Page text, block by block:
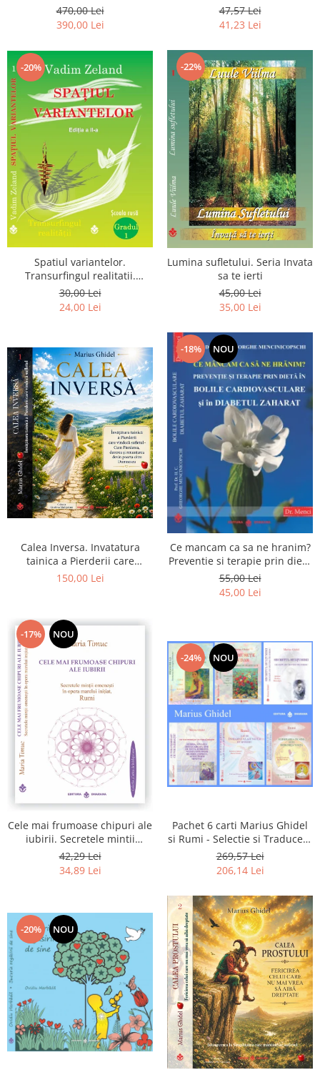
Luceafarului de Dimineata -
Gratuit)
470,00 Lei
390,00 Lei
chiar dragostea ta. Editia a 2-
a
47,57 Lei
41,23 Lei
-20%
Spatiul variantelor.
Transurfingul realitatii.
Gradul 1. Cum sa ne
dezvoltam intuitia si sa ne
30,00 Lei
24,00 Lei
-22%
Lumina sufletului. Seria Invata
sa te ierti
45,00 Lei
35,00 Lei
Calea Inversa. Invatatura
tainica a Pierderii care
vindeca sufletul - Cum
150,00 Lei
-18% NOU
Ce mancam ca sa ne hranim?
Preventie si terapie prin dieta
in bolile cardiovasculare si in
diabetul zaharat
55,00 Lei
45,00 Lei
-17% NOU
Cele mai frumoase chipuri ale
iubirii. Secretele mintii
omenesti in opera marelui
initiat, Rumi
42,29 Lei
34,89 Lei
-24% NOU
Pachet 6 carti Marius Ghidel
si Rumi - Selectie si Traducere
de Marius Ghidel
269,57 Lei
206,14 Lei
-20% NOU